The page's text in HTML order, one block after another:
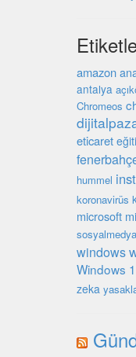
amazon
antalya
Chromeos
eticaret
hummel
koronavirüs
microsoft
sosyalmedya
windows
Windows
zeka